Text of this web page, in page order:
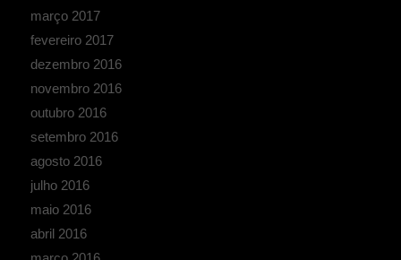
março 2017
fevereiro 2017
dezembro 2016
novembro 2016
outubro 2016
setembro 2016
agosto 2016
julho 2016
maio 2016
abril 2016